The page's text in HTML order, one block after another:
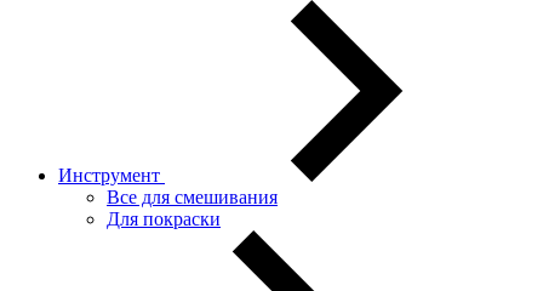
Инструмент
Все для смешивания
Для покраски